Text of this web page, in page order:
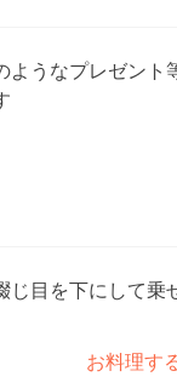
ようなプレゼント
じ目を下にして乗
お料理す